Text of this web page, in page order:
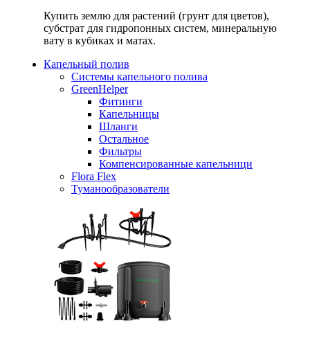
Купить землю для растений (грунт для цветов),
субстрат для гидропонных систем, минеральную
вату в кубиках и матах.
Капельный полив
Системы капельного полива
GreenHelper
Фитинги
Капельницы
Шланги
Остальное
Фильтры
Компенсированные капельници
Flora Flex
Туманообразователи